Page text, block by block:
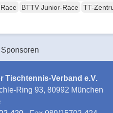
BTTV Junior-Race TT-
Tischtennis-Verband e.V.
Ring 93, 80992 München